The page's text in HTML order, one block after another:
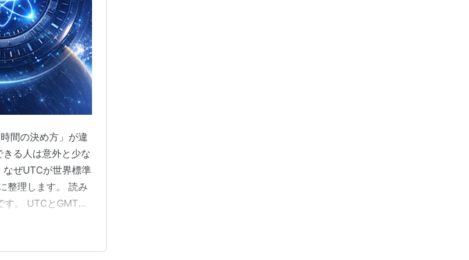
間の決め方」が違
る人は意外と少な
ぜUTCが世界標準
整理します。 読み
。 UTCとGMTの
基準になったの？